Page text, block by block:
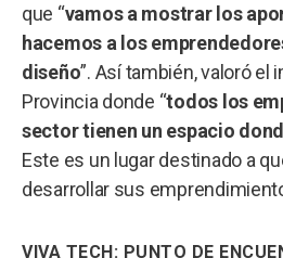
que “vamos a mostrar los
hacemos a los
diseño”. Así también, valoró el
Provincia donde “todos los
sector tienen un espacio
Este es un lugar destinado a
desarrollar sus
VIVA TECH: PUNTO DE